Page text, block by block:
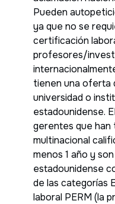
Pueden
ya que no se
certificación
profesores/
tienen una oferta
universidad o
estadounidense.
gerentes que han
multinacional
menos 1 año y
estadounidense
de las categorías
laboral PERM (la